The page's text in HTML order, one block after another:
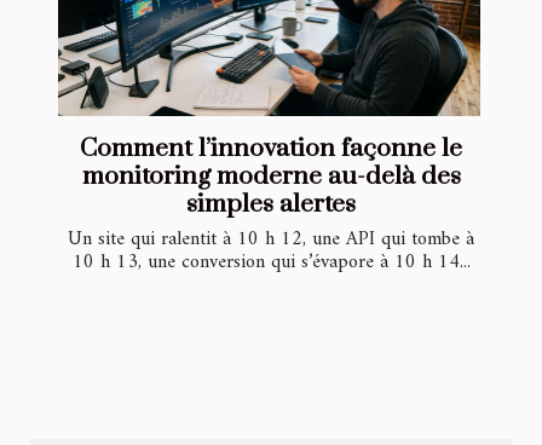
Comment l’innovation façonne le
monitoring moderne au-delà des
simples alertes
Un site qui ralentit à 10 h 12, une API qui tombe à
10 h 13, une conversion qui s’évapore à 10 h 14...